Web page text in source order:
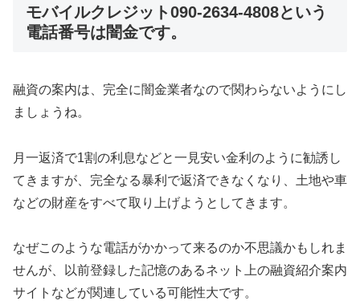
モバイルクレジット090-2634-4808という
電話番号は闇金です。
融資の案内は、完全に闇金業者なので関わらないようにし
ましょうね。
月一返済で1割の利息などと一見安い金利のように勧誘し
てきますが、完全なる暴利で返済できなくなり、土地や車
などの財産をすべて取り上げようとしてきます。
なぜこのような電話がかかって来るのか不思議かもしれま
せんが、以前登録した記憶のあるネット上の融資紹介案内
サイトなどが関連している可能性大です。